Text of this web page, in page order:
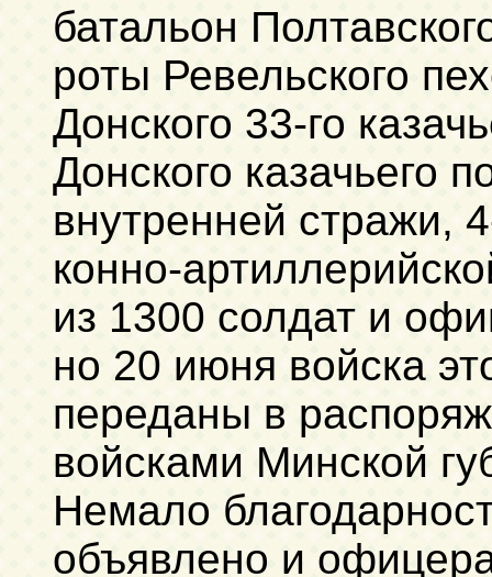
батальон
роты Ревельского
Донского 33-го
Донского казачьего
внутренней стражи,
конно-
из 1300 солдат и
но 20 июня войска
переданы в
войсками Минской
Немало
объявлено и